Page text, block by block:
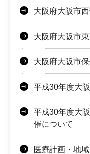
大阪府大阪市
大阪府大阪市
大阪府大阪市
平成30年度大
平成30年度大
催について
医療計画・地